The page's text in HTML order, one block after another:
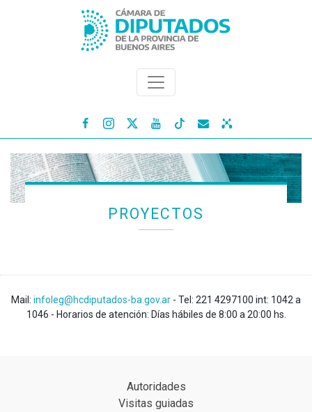
   
PROYECTOS
Mail: infoleg@hcdiputados-ba.gov.ar - Tel: 221 4297100 int: 1042 a
1046 - Horarios de atención: Días hábiles de 8:00 a 20:00 hs.
Autoridades
Visitas guiadas